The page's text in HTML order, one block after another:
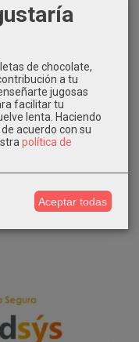
de chocolate,
a tu
jugosas
facilitar tu
lenta. Haciendo
acuerdo con su
política de
Aceptar todas